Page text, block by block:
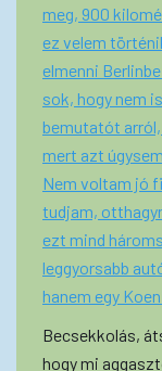
meg, 900
ez velem
elmenni
sok, hogy nem
bemutatót arról,
mert azt
Nem voltam jó
tudjam,
ezt mind
leggyorsabb
hanem egy
Becsekkolás,
hogy mi